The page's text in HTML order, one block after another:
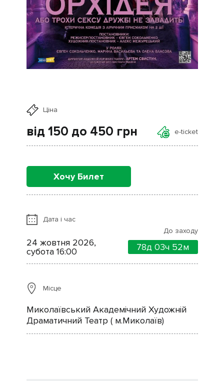
Ціна
від 150 до 450 грн e-ticket
Хочу Билет
Дата і час
До заходу
24 жовтня 2026,
субота 16:00
78д 03ч 52м
Місце
Миколаївський Академічний Художній
Драматичний Театр ( м.Миколаїв)